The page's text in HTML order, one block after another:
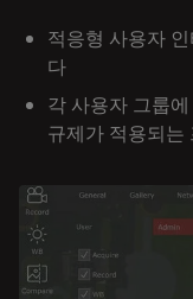
적응형 사용자
다
각 사용자 그룹
규제가 적용되는